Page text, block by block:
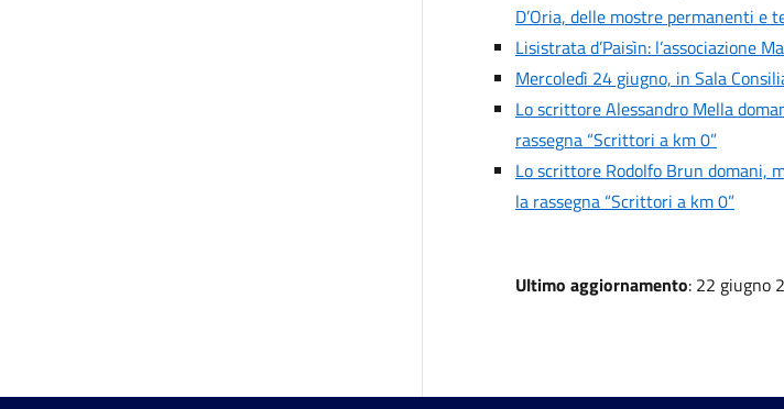
D’Oria, delle mostre permanenti e
Lisistrata d’Paisìn: l’associazione
Mercoledì 24 giugno, in Sala
Lo scrittore Alessandro Mella
rassegna “Scrittori a km 0”
Lo scrittore Rodolfo Brun domani,
la rassegna “Scrittori a km 0”
Ultimo aggiornamento: 22 giugno